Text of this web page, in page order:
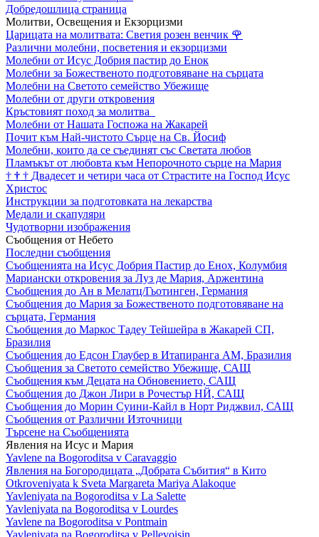
Добредошлица страница
Молитви, Освещения и Екзорцизми
Царицата на молитвата: Светия розен венчик 🌹
Различни молебни, посветения и екзорцизми
Молебни от Исус Добрия пастир до Енок
Молебни за Божественото подготовяване на сърцата
Молебни на Светото семейство Убежище
Молебни от други откровения
Кръстовият поход за молитва
Молебни от Нашата Госпожа на Жакарей
Почит към Най-чистото Сърце на Св. Йосиф
Молебни, които да се съединят със Светата любов
Пламъкът от любовта към Непорочното сърце на Мария
† † † Двадесет и четири часа от Страстите на Господ Исус
Христос
Инструкции за подготовката на лекарства
Медали и скапуляри
Чудотворни изображения
Съобщения от Небето
Последни съобщения
Съобщенията на Исус Добрия Пастир до Енох, Колумбия
Мариански откровения за Луз де Мария, Аржентина
Съобщения до Ан в Мелатц/Гьотинген, Германия
Съобщения до Мария за Божественото подготовяване на
сърцата, Германия
Съобщения до Маркос Тадеу Тейшейра в Жакарей СП,
Бразилия
Съобщения до Едсон Глаубер в Итапиранга АМ, Бразилия
Съобщения за Светото семейство Убежище, САЩ
Съобщения към Децата на Обновението, САЩ
Съобщения до Джон Лири в Рочестър НЙ, САЩ
Съобщения до Морин Суини-Кайл в Норт Риджвил, САЩ
Съобщения от Различни Източници
Търсене на Съобщенията
Явления на Исус и Мария
Yavlene na Bogoroditsa v Caravaggio
Явления на Богородицата „Добрата Събития“ в Кито
Otkroveniyata k Sveta Margareta Mariya Alakoque
Yavleniyata na Bogoroditsa v La Salette
Yavleniyata na Bogoroditsa v Lourdes
Yavlene na Bogoroditsa v Pontmain
Yavleniyata na Bogoroditsa v Pellevoisin